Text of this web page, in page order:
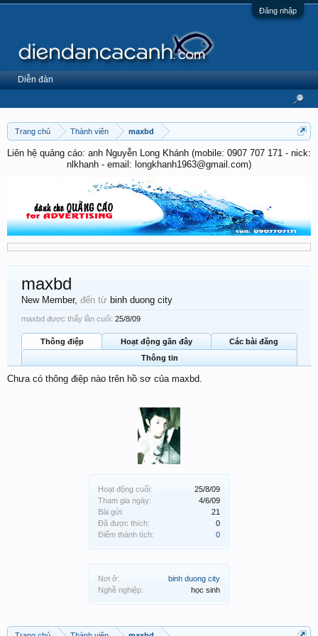
Đăng nhập
Trang chủ Thành viên maxbd
Liên hệ quảng cáo: anh Nguyễn Long Khánh (mobile: 0907 707 171 - nick:
nlkhanh - email: longkhanh1963@gmail.com)
Hoạt động cuối:
25/8/09
Tham gia ngày:
4/6/09
Bài gửi:
21
Đã được thích:
0
Điểm thành tích:
0
Nơi ở:
binh duong city
Nghề nghiệp:
học sinh
maxbd
New Member, đến từ binh duong city
maxbd được thấy lần cuối: 25/8/09
Thông điệp Hoạt động gần đây
Các bài đăng
Thông tin
Chưa có thông điệp nào trên hồ sơ của maxbd.
Diễn đàn